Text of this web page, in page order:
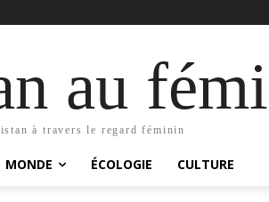
au
à travers le regard féminin
MONDE ÉCOLOGIE CULTURE